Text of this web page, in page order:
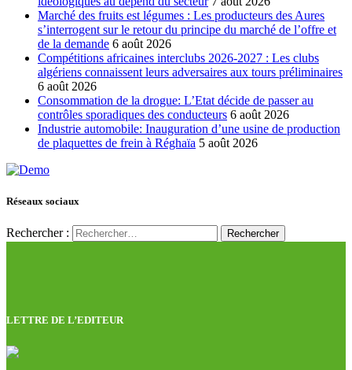
Marché des fruits est légumes : Les producteurs des Aures
s’interrogent sur le retour du principe du marché de l’offre et
de la demande 6 août 2026
Compétitions africaines interclubs 2026-2027 : Les clubs
algériens connaissent leurs adversaires aux tours préliminaires
6 août 2026
Consommation de la drogue: L’Etat décide de passer au
contrôles sporadiques des conducteurs 6 août 2026
Industrie automobile: Inauguration d’une usine de production
de plaquettes de frein à Réghaïa 5 août 2026
Réseaux sociaux
Rechercher :
LETTRE DE L’EDITEUR